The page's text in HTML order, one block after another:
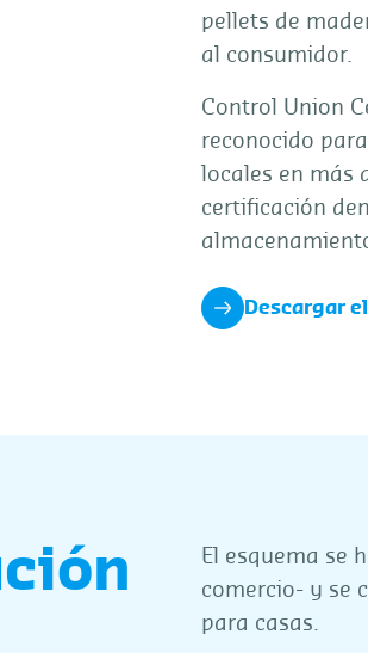
pellets de
al consumidor.
Control Union
reconocido
locales en más
certificación
Descargar
El esquema se
comercio- y se
para casas.